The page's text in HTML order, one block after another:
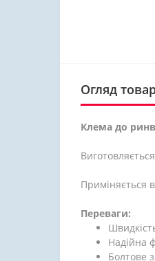
Огляд
Клема до
Приміняється
Переваги:
Надійна
Болтове